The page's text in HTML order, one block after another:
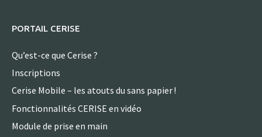
PORTAIL CERISE
Qu’est-ce que Cerise ?
Inscriptions
Cerise Mobile – les atouts du sans papier !
Fonctionnalités CERISE en vidéo
Module de prise en main